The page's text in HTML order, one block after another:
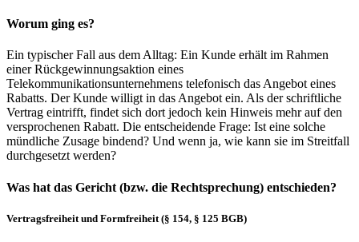
Worum ging es?
Ein typischer Fall aus dem Alltag: Ein Kunde erhält im Rahmen
einer Rückgewinnungsaktion eines
Telekommunikationsunternehmens telefonisch das Angebot eines
Rabatts. Der Kunde willigt in das Angebot ein. Als der schriftliche
Vertrag eintrifft, findet sich dort jedoch kein Hinweis mehr auf den
versprochenen Rabatt. Die entscheidende Frage: Ist eine solche
mündliche Zusage bindend? Und wenn ja, wie kann sie im Streitfall
durchgesetzt werden?
Was hat das Gericht (bzw. die Rechtsprechung) entschieden?
Vertragsfreiheit und Formfreiheit (§ 154, § 125 BGB)